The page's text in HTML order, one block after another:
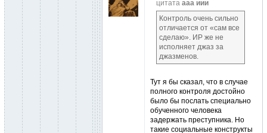
цитата ааа иии
Контроль очень сильно
отличается от «сам все
сделаю». ИР же не
исполняет джаз за
джазменов.
Тут я бы сказал, что в случае
полного контроля достойно
было бы послать специально
обученного человека
задержать преступника. Но
такие социальные конструкты